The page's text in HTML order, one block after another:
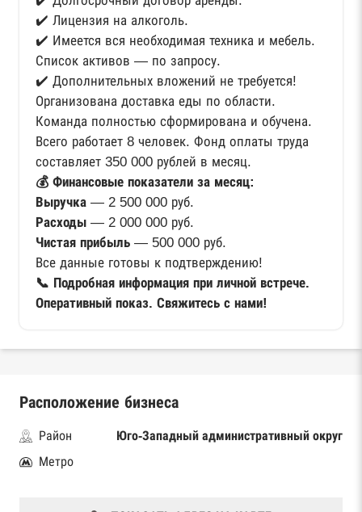
✔️ Лицензия на алкоголь.
✔️ Имеется вся необходимая техника и мебель.
Список активов — по запросу.
✔️ Дополнительных вложений не требуется!
Организована доставка еды по области.
Команда полностью сформирована и обучена.
Всего работает 8 человек. Фонд оплаты труда
составляет 350 000 рублей в месяц.
💰 Финансовые показатели за месяц:
Выручка — 2 500 000 руб.
Расходы — 2 000 000 руб.
Чистая прибыль — 500 000 руб.
Все данные готовы к подтверждению!
📞 Подробная информация при личной встрече.
Оперативный показ. Свяжитесь с нами!
Расположение бизнеса
Район
Юго-Западный административный округ
Метро